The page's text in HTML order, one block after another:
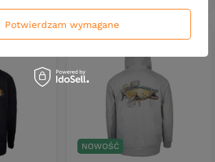
NOWOŚĆ
Potwierdzam wymagane